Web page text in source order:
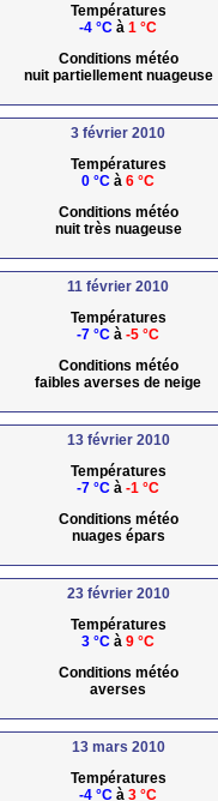
Températures
-4 °C à 1 °C
Conditions météo
nuit partiellement nuageuse
3 février 2010
Températures
0 °C à 6 °C
Conditions météo
nuit très nuageuse
11 février 2010
Températures
-7 °C à -5 °C
Conditions météo
faibles averses de neige
13 février 2010
Températures
-7 °C à -1 °C
Conditions météo
nuages épars
23 février 2010
Températures
3 °C à 9 °C
Conditions météo
averses
13 mars 2010
Températures
-4 °C à 3 °C